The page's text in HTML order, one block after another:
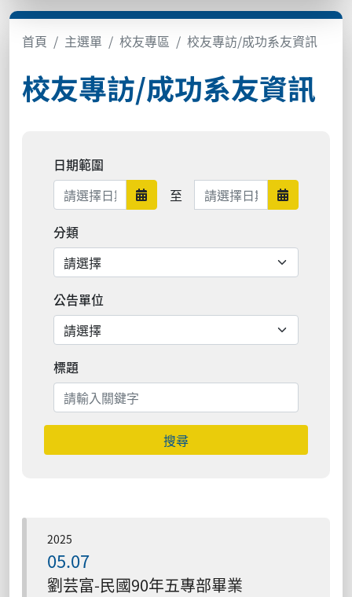
首頁 主選單 校友專區 校友專訪/成功系友資訊
校友專訪/成功系友資訊
日期範圍
日期範圍開始
至 日期範圍結束 日期範圍
分類
公告單位
標題
搜尋
2025
05.07
劉芸富-民國90年五專部畢業